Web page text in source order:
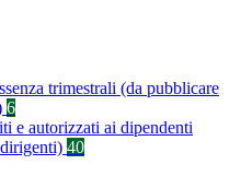
trimestrali (da pubblicare
6
e autorizzati ai dipendenti
40